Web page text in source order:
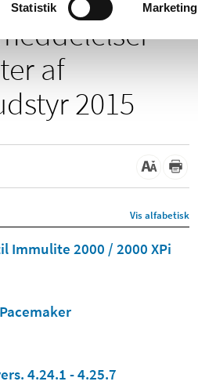
Statistik Marketing
af
2015
Vis alfabetisk
Immulite 2000 / 2000 XPi
4.24.1 - 4.25.7